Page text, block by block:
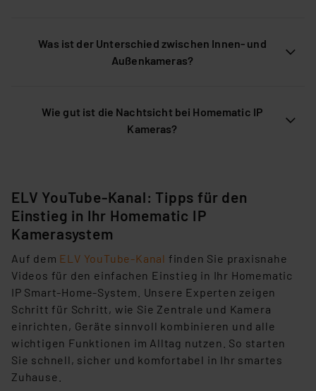
Was ist der Unterschied zwischen Innen- und
Außenkameras?
Wie gut ist die Nachtsicht bei Homematic IP
Kameras?
ELV YouTube-Kanal: Tipps für den
Einstieg in Ihr Homematic IP
Kamerasystem
Auf dem ELV YouTube-Kanal finden Sie praxisnahe
Videos für den einfachen Einstieg in Ihr Homematic
IP Smart-Home-System. Unsere Experten zeigen
Schritt für Schritt, wie Sie Zentrale und Kamera
einrichten, Geräte sinnvoll kombinieren und alle
wichtigen Funktionen im Alltag nutzen. So starten
Sie schnell, sicher und komfortabel in Ihr smartes
Zuhause.